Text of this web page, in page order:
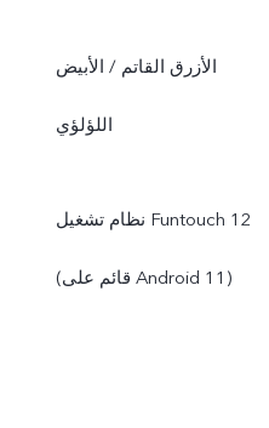
الأزرق القاتم / الأبيض
اللؤلؤي
نظام تشغيل Funtouch 12
(قائم على Android 11)